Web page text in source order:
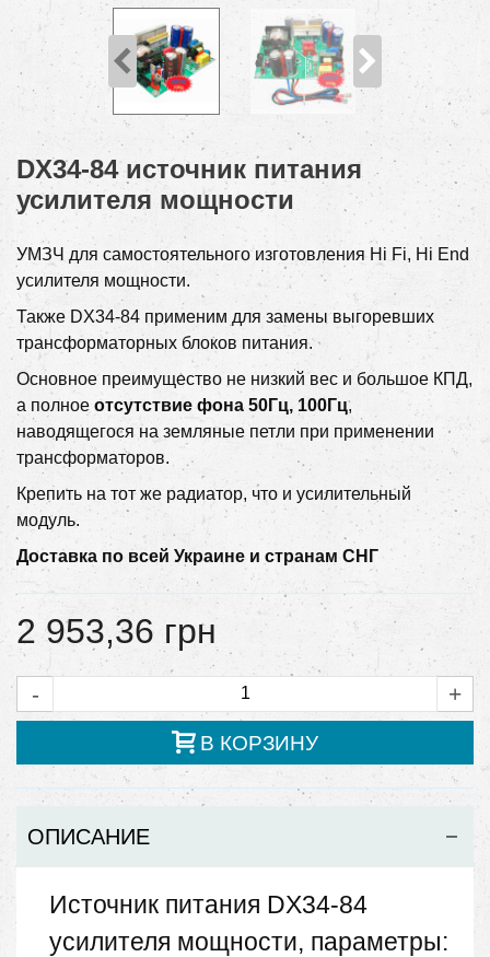
DX34-84 источник питания
усилителя мощности
УМЗЧ для самостоятельного изготовления Hi Fi, Hi End
усилителя мощности.
Также DX34-84 применим для замены выгоревших
трансформаторных блоков питания.
Основное преимущество не низкий вес и большое КПД,
а полное отсутствие фона 50Гц, 100Гц,
наводящегося на земляные петли при применении
трансформаторов.
Крепить на тот же радиатор, что и усилительный
модуль.
Доставка по всей Украине и странам СНГ
2 953,36 грн
- +
В КОРЗИНУ
ОПИСАНИЕ
Источник питания DX34-84
усилителя мощности, параметры: